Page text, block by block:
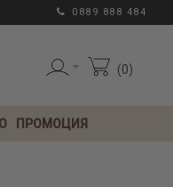
0889 888 484
0
ПРОМОЦИЯ